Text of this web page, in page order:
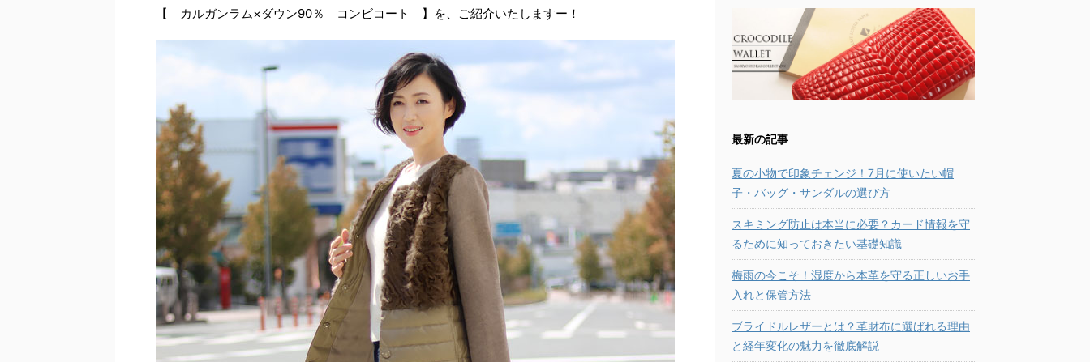
【 カルガンラム×ダウン90％ コンビコート 】を、ご紹介いたしますー！
最新の記事
夏の小物で印象チェンジ！7月に使いたい帽
子・バッグ・サンダルの選び方
スキミング防止は本当に必要？カード情報を守
るために知っておきたい基礎知識
梅雨の今こそ！湿度から本革を守る正しいお手
入れと保管方法
ブライドルレザーとは？革財布に選ばれる理由
と経年変化の魅力を徹底解説